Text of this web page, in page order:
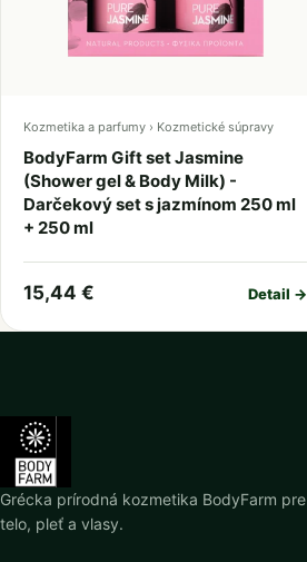
Kozmetika a parfumy › Kozmetické súpravy
BodyFarm Gift set Jasmine
(Shower gel & Body Milk) -
Darčekový set s jazmínom 250 ml
+ 250 ml
15,44 € Detail →
Grécka prírodná kozmetika BodyFarm pre
telo, pleť a vlasy.